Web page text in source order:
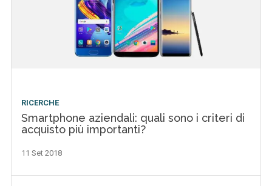
RICERCHE
Smartphone aziendali: quali sono i criteri di
acquisto più importanti?
11 Set 2018